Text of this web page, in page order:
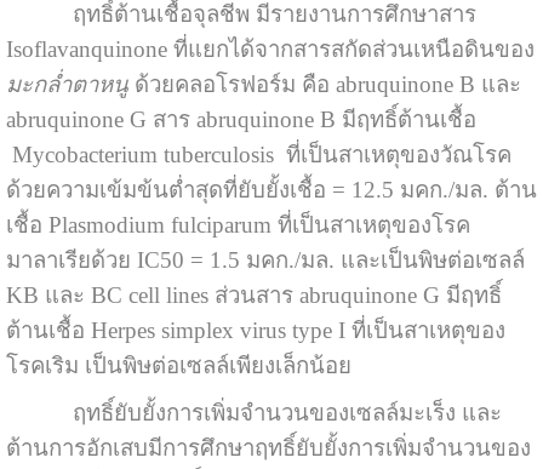
ฤทธิ์ต้านเชื้อจุลชีพ มีรายงานการศึกษาสาร
Isoflavanquinone ที่แยกได้จากสารสกัดส่วนเหนือดินของ
มะกล่ำตาหนู ด้วยคลอโรฟอร์ม คือ abruquinone B และ
abruquinone G สาร abruquinone B มีฤทธิ์ต้านเชื้อ
Mycobacterium tuberculosis ที่เป็นสาเหตุของวัณโรค
ด้วยความเข้มข้นต่ำสุดที่ยับยั้งเชื้อ = 12.5 มคก./มล. ต้าน
เชื้อ Plasmodium fulciparum ที่เป็นสาเหตุของโรค
มาลาเรียด้วย IC50 = 1.5 มคก./มล. และเป็นพิษต่อเซลล์
KB และ BC cell lines ส่วนสาร abruquinone G มีฤทธิ์
ต้านเชื้อ Herpes simplex virus type I ที่เป็นสาเหตุของ
โรคเริม เป็นพิษต่อเซลล์เพียงเล็กน้อย
ฤทธิ์ยับยั้งการเพิ่มจำนวนของเซลล์มะเร็ง และ
ต้านการอักเสบมีการศึกษาฤทธิ์ยับยั้งการเพิ่มจำนวนของ